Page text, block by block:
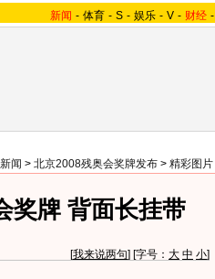
新闻 - 体育 - S - 娱乐 - V - 财经 -
闻 > 北京2008残奥会奖牌发布 > 精彩图片
奖牌 背面长挂带
[我来说两句] [字号： 大 中 小]